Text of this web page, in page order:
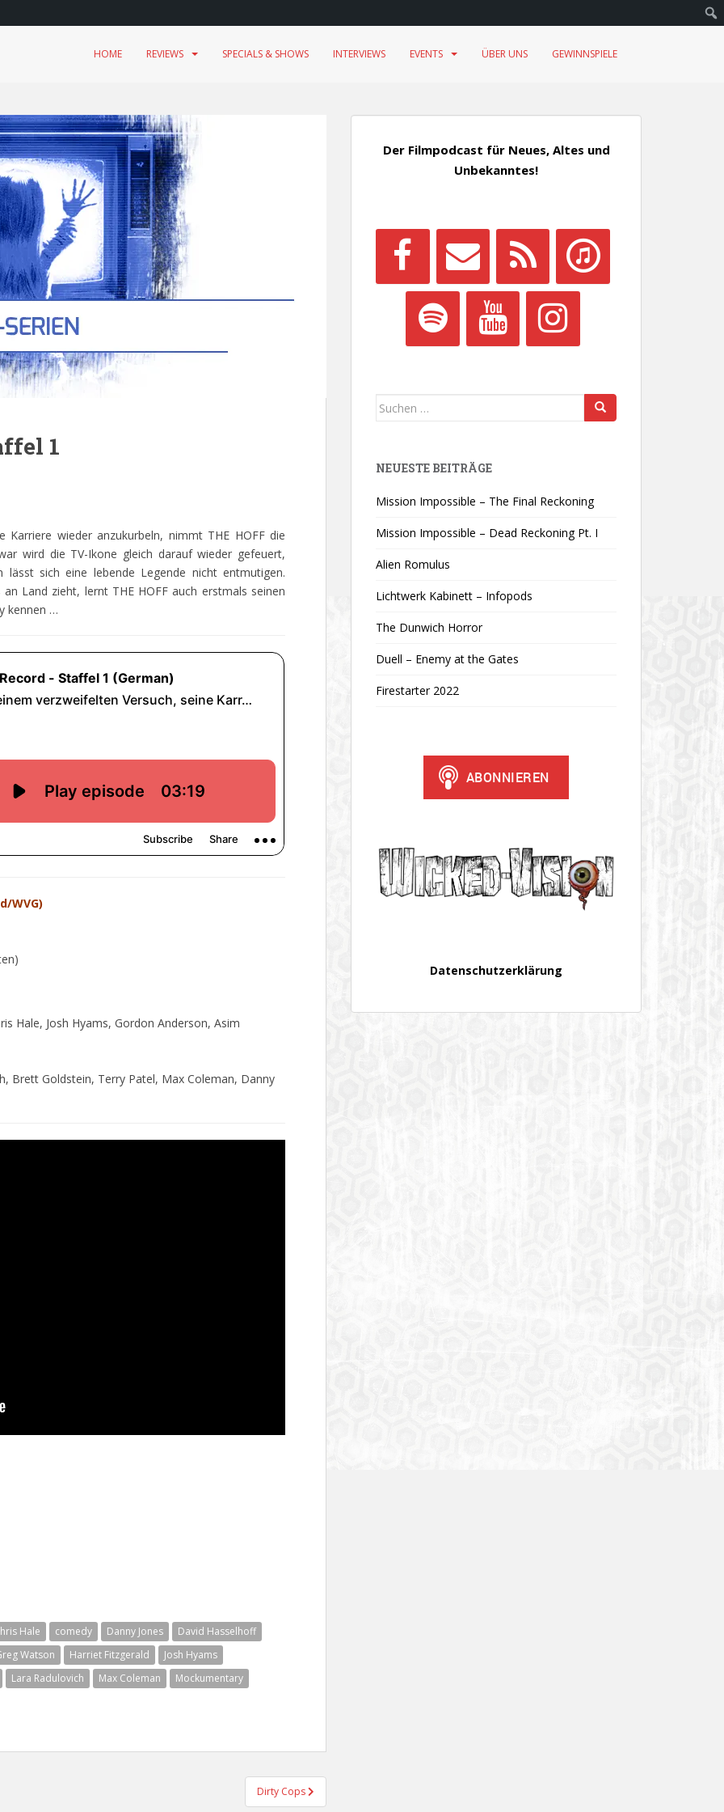
HOME REVIEWS SPECIALS & SHOWS INTERVIEWS EVENTS ÜBER UNS GEWINNSPIELE
1
Karriere wieder anzukurbeln, nimmt THE HOFF die
wird die TV-Ikone gleich darauf wieder gefeuert,
sich eine lebende Legende nicht entmutigen.
Land zieht, lernt THE HOFF auch erstmals seinen
kennen …
WVG)
Hale, Josh Hyams, Gordon Anderson, Asim
Brett Goldstein, Terry Patel, Max Coleman, Danny
Hale comedy Danny Jones
David Hasselhoff
Watson Harriet Fitzgerald
Josh Hyams
Lara Radulovich Max Coleman
Mockumentary
Dirty Cops
Der Filmpodcast für Neues, Altes und
Unbekanntes!
Suchen
NEUESTE BEITRÄGE
Mission Impossible – The Final Reckoning
Mission Impossible – Dead Reckoning Pt. I
Alien Romulus
Lichtwerk Kabinett – Infopods
The Dunwich Horror
Duell – Enemy at the Gates
Firestarter 2022
Datenschutzerklärung